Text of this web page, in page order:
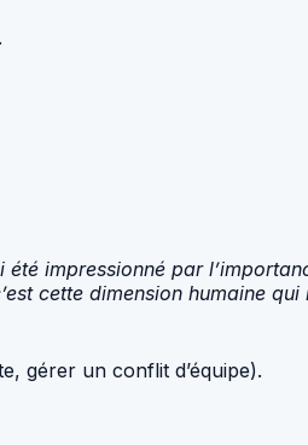
impressionné par
cette dimension humaine qui
gérer un conflit d’équipe).